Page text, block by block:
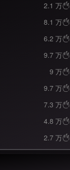
2.1 万
8.1 万
6.2 万
9.7 万
9 万
9.7 万
7.3 万
4.8 万
2.7 万